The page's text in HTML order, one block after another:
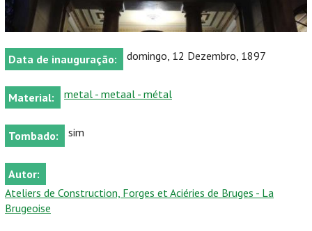
Data de inauguração: domingo, 12 Dezembro, 1897
Material: metal - metaal - métal
Tombado: sim
Autor:
Ateliers de Construction, Forges et Aciéries de Bruges - La
Brugeoise